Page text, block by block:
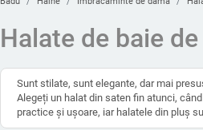
Halate de baie
Sunt stilate, sunt elegante, dar mai
Alegeți un halat din saten fin atunci,
practice și ușoare, iar halatele din pluș